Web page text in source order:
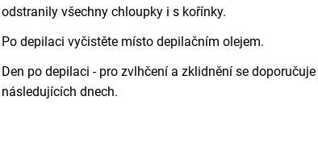
odstranily všechny chloupky i s kořínky.
Po depilaci vyčistěte místo depilačním olejem.
Den po depilaci - pro zvlhčení a zklidnění se
následujících dnech.